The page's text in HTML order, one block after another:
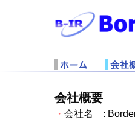
会社概要
・ 会社名 :